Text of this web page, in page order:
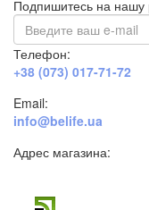
Подпишитесь на нашу
Телефон:
+38 (073) 017-71-72
Email:
info@belife.ua
Адрес магазина: